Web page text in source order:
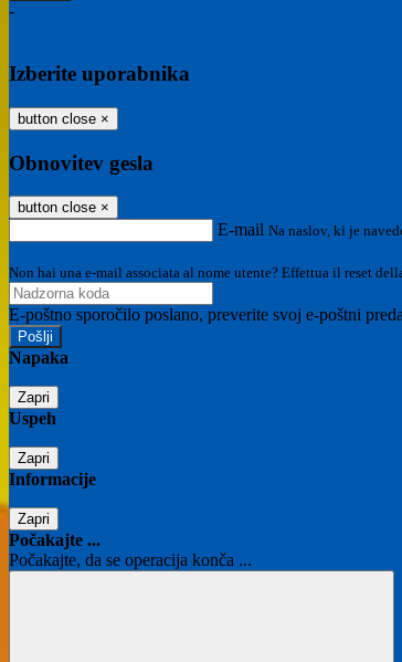
-
Izberite uporabnika
button close ×
Obnovitev gesla
button close ×
E-mail Na naslov, ki je
Non hai una e-mail associata al nome utente? Effettua il reset
E-poštno sporočilo poslano, preverite svoj e-poštni
Napaka
Zapri
Uspeh
Zapri
Informacije
Zapri
Počakajte ...
Počakajte, da se operacija konča ...